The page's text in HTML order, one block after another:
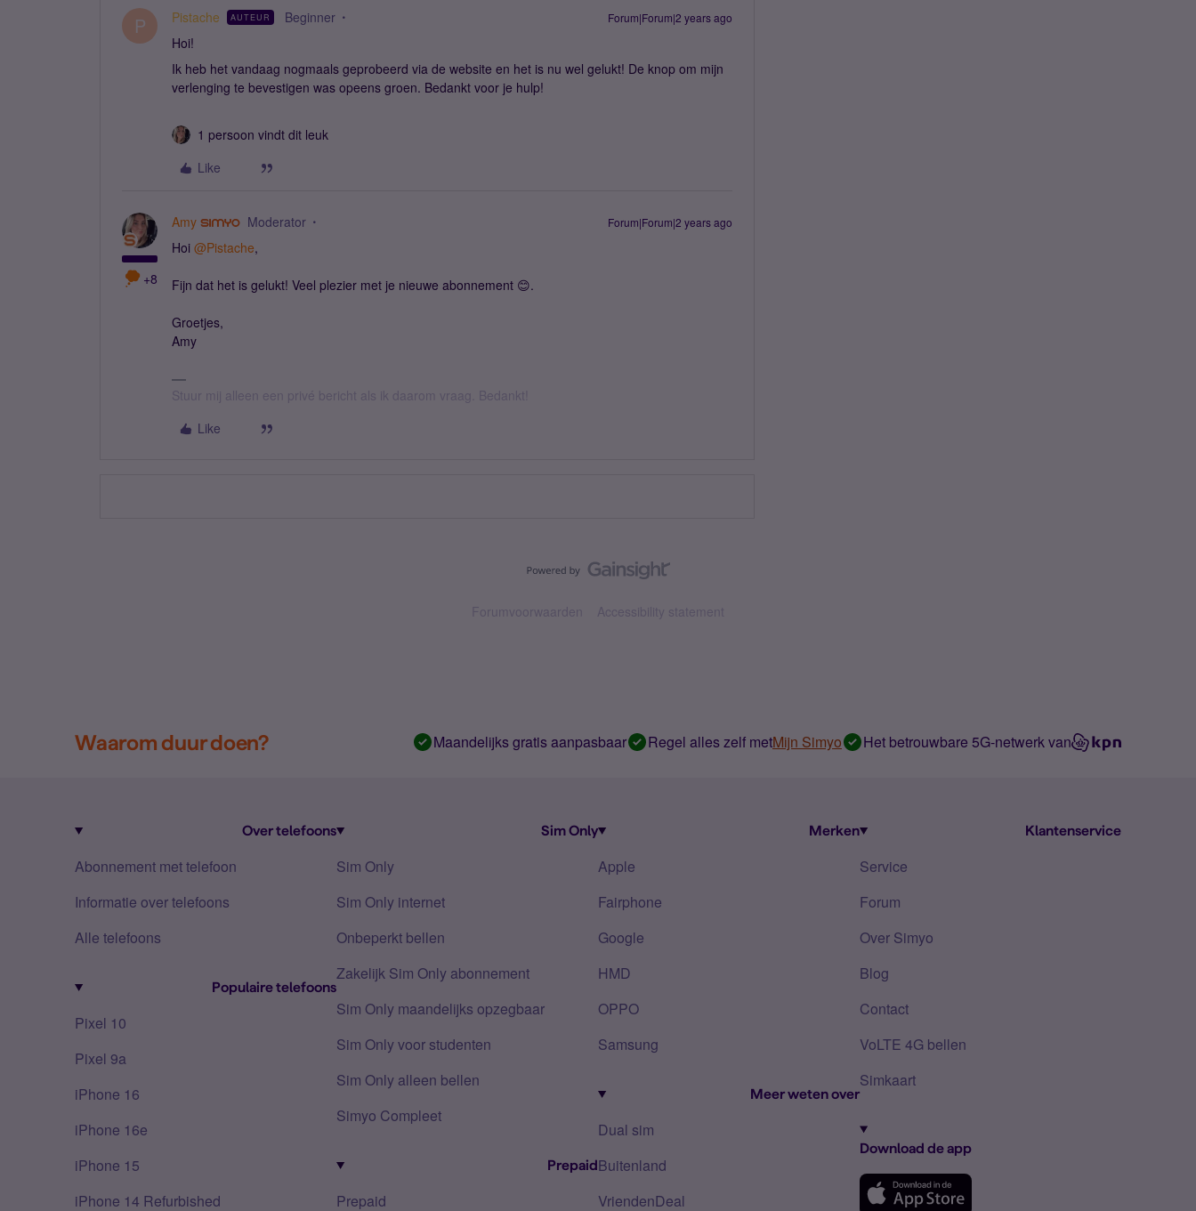
P Pistache AUTEUR Beginner Forum|Forum|2 years ago
Hoi!
Ik heb het vandaag nogmaals geprobeerd via de website en het is nu wel gelukt! De knop om mijn
verlenging te bevestigen was opeens groen. Bedankt voor je hulp!
1 persoon vindt dit leuk
Like
+8
Amy Moderator Forum|Forum|2 years ago
Hoi @Pistache,
Fijn dat het is gelukt! Veel plezier met je nieuwe abonnement 😊.
Groetjes,
Amy
Stuur mij alleen een privé bericht als ik daarom vraag. Bedankt!
Like
Forumvoorwaarden Accessibility statement
Waarom duur doen? Maandelijks gratis aanpasbaar Regel alles zelf metMijn Simyo Het betrouwbare 5G-netwerk van
Over telefoons
Abonnement met telefoon
Informatie over telefoons
Alle telefoons
Populaire telefoons
Pixel 10
Pixel 9a
iPhone 16
iPhone 16e
iPhone 15
iPhone 14 Refurbished
Sim Only
Sim Only
Sim Only internet
Onbeperkt bellen
Zakelijk Sim Only abonnement
Sim Only maandelijks opzegbaar
Sim Only voor studenten
Sim Only alleen bellen
Simyo Compleet
Prepaid
Prepaid
Merken
Apple
Fairphone
Google
HMD
OPPO
Samsung
Meer weten over
Dual sim
Buitenland
VriendenDeal
Klantenservice
Service
Forum
Over Simyo
Blog
Contact
VoLTE 4G bellen
Simkaart
Download de app